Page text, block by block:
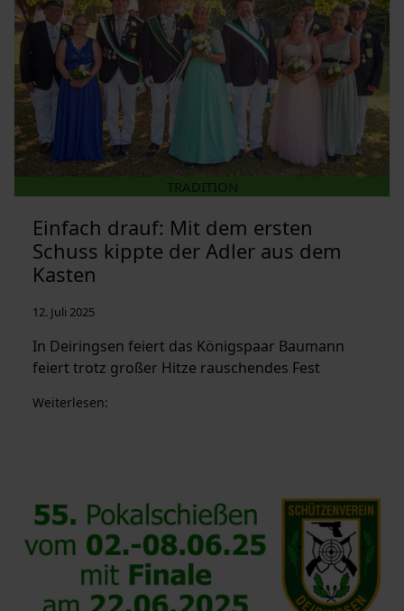
TRADITION
Einfach drauf: Mit dem ersten
Schuss kippte der Adler aus dem
Kasten
12. Juli 2025
In Deiringsen feiert das Königspaar Baumann
feiert trotz großer Hitze rauschendes Fest
Weiterlesen: